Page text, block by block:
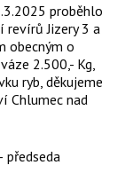
proběhlo
revírů Jizery 3 a
obecným o
2.500,- Kg,
ryb, děkujeme
Chlumec nad
předseda